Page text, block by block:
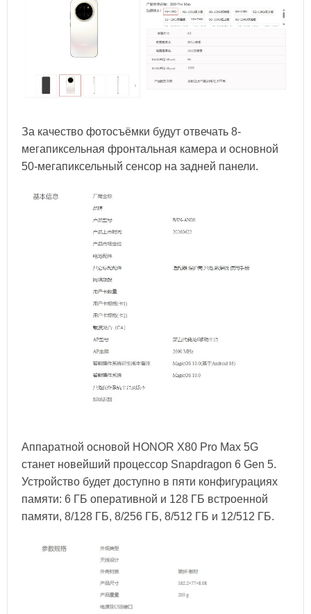
За качество фотосъёмки будут отвечать 8-
мегапиксельная фронтальная камера и основной
50-мегапиксельный сенсор на задней панели.
Аппаратной основой HONOR X80 Pro Max 5G
станет новейший процессор Snapdragon 6 Gen 5.
Устройство будет доступно в пяти конфигурациях
памяти: 6 ГБ оперативной и 128 ГБ встроенной
памяти, 8/128 ГБ, 8/256 ГБ, 8/512 ГБ и 12/512 ГБ.